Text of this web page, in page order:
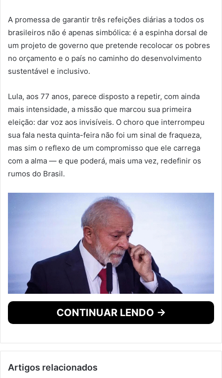
A promessa de garantir três refeições diárias a todos os
brasileiros não é apenas simbólica: é a espinha dorsal de
um projeto de governo que pretende recolocar os pobres
no orçamento e o país no caminho do desenvolvimento
sustentável e inclusivo.
Lula, aos 77 anos, parece disposto a repetir, com ainda
mais intensidade, a missão que marcou sua primeira
eleição: dar voz aos invisíveis. O choro que interrompeu
sua fala nesta quinta-feira não foi um sinal de fraqueza,
mas sim o reflexo de um compromisso que ele carrega
com a alma — e que poderá, mais uma vez, redefinir os
rumos do Brasil.
CONTINUAR LENDO →
Artigos relacionados